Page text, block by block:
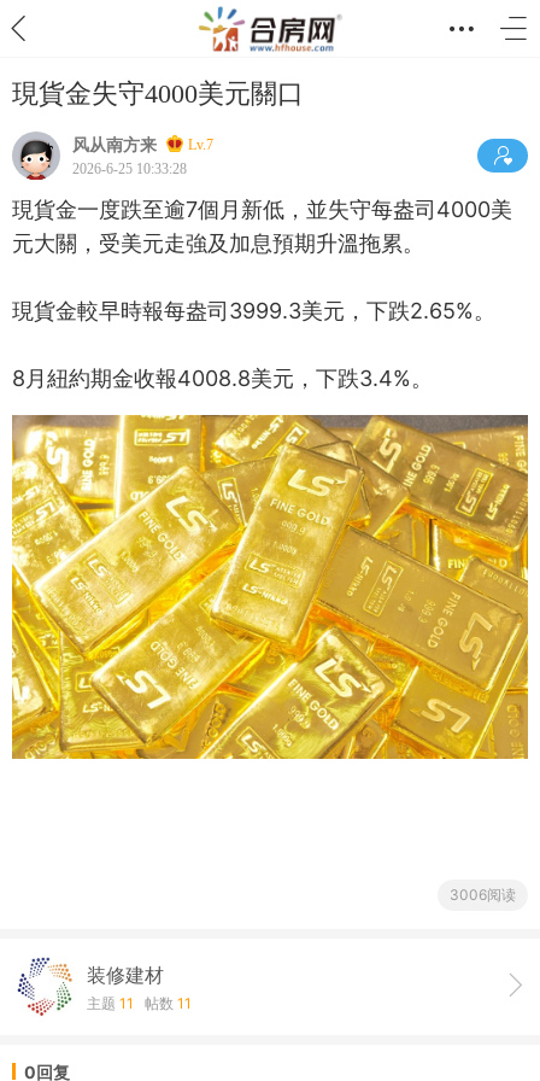
現貨金失守4000美元關口
风从南方来
Lv.7
2026-6-25 10:33:28
現貨金一度跌至逾7個月新低，並失守每盎司4000美
元大關，受美元走強及加息預期升溫拖累。
現貨金較早時報每盎司3999.3美元，下跌2.65%。
8月紐約期金收報4008.8美元，下跌3.4%。
3006阅读
装修建材
主题 11 帖数 11
0回复